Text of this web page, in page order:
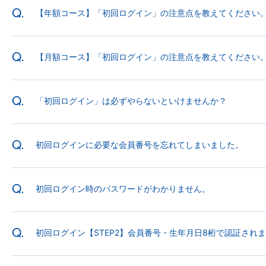
Q. 【年額コース】「初回ログイン」の注意点を教えてください。
Q. 【月額コース】「初回ログイン」の注意点を教えてください。
Q. 「初回ログイン」は必ずやらないといけませんか？
Q. 初回ログインに必要な会員番号を忘れてしまいました。
Q. 初回ログイン時のパスワードがわかりません。
Q. 初回ログイン【STEP2】会員番号・生年月日8桁で認証されま